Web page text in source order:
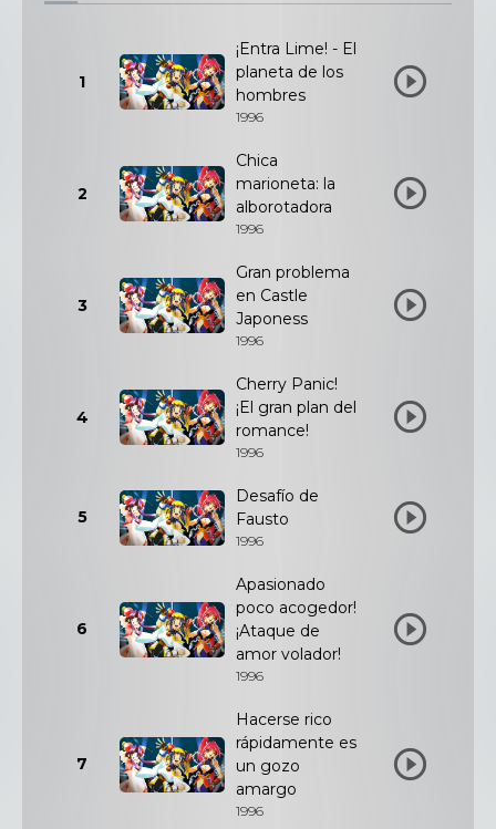
1
¡Entra Lime! - El
planeta de los
hombres
1996
2
Chica
marioneta: la
alborotadora
1996
3
Gran problema
en Castle
Japoness
1996
4
Cherry Panic!
¡El gran plan del
romance!
1996
5
Desafío de
Fausto
1996
6
Apasionado
poco acogedor!
¡Ataque de
amor volador!
1996
7
Hacerse rico
rápidamente es
un gozo
amargo
1996